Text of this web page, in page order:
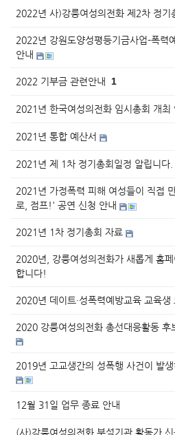
2022년 사)강릉여성의전화 제2차 정기
2022년 강원도양성평등기금사업-폭력
안내
2022 기부금 관련안내 1
2021년 한국여성의전화 임시총회 개최
2021년 통합 예산서
2021년 제 1차 정기총회일정 알립니다.
2021년 가정폭력 피해 여성들이 직접
로, 점프!' 공연 신청 안내
2021년 1차 정기총회 자료
2020년, 강릉여성의전화가 새롭게 홈
합니다!
2020년 데이트·성폭력예방교육 교육생
2020 강릉여성의전화 총선대응활동 후
2019년 고교생간의 성폭행 사건이 발
12월 31일 업무 종료 안내
(사)강릉여성의전화 부설기관 활동가